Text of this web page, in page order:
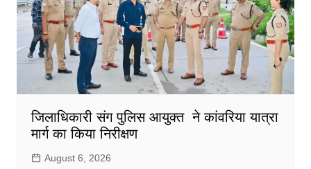
जिलाधिकारी संग पुलिस आयुक्त ने कांवरिया यात्रा
मार्ग का किया निरीक्षण
August 6, 2026